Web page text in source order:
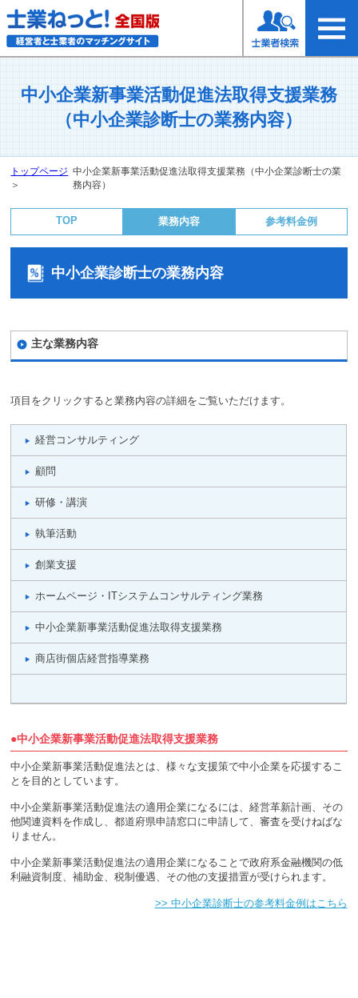
中小企業新事業活動促進法取得支援業務
（中小企業診断士の業務内容）
トップページ
＞
中小企業新事業活動促進法取得支援業務（中小企業診断士の業
務内容）
TOP 業務内容 参考料金例
中小企業診断士の業務内容
主な業務内容
項目をクリックすると業務内容の詳細をご覧いただけます。
経営コンサルティング
顧問
研修・講演
執筆活動
創業支援
ホームページ・ITシステムコンサルティング業務
中小企業新事業活動促進法取得支援業務
商店街個店経営指導業務
●中小企業新事業活動促進法取得支援業務
中小企業新事業活動促進法とは、様々な支援策で中小企業を応援するこ
とを目的としています。
中小企業新事業活動促進法の適用企業になるには、経営革新計画、その
他関連資料を作成し、都道府県申請窓口に申請して、審査を受けねばな
りません。
中小企業新事業活動促進法の適用企業になることで政府系金融機関の低
利融資制度、補助金、税制優遇、その他の支援措置が受けられます。
>> 中小企業診断士の参考料金例はこちら